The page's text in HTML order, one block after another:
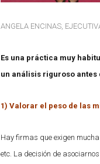
ANGELA ENCINAS,
Es una práctica muy
un análisis riguroso antes
1) Valorar el peso de las
Hay firmas que exigen
etc. La decisión de